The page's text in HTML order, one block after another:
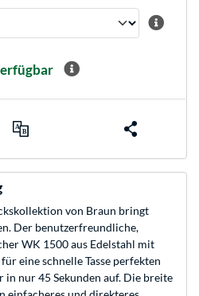
von Braun bringt
Der benutzerfreundliche,
WK 1500 aus Edelstahl mit
eine schnelle Tasse perfekten
in nur 45 Sekunden auf. Die breite